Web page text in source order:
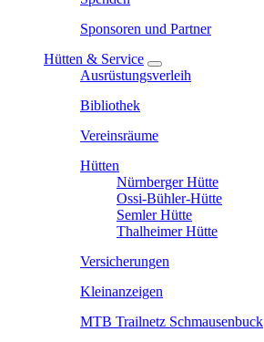
Sponsoren und Partner
Hütten & Service
Ausrüstungsverleih
Bibliothek
Vereinsräume
Hütten
Nürnberger Hütte
Ossi-Bühler-Hütte
Semler Hütte
Thalheimer Hütte
Versicherungen
Kleinanzeigen
MTB Trailnetz Schmausenbuck